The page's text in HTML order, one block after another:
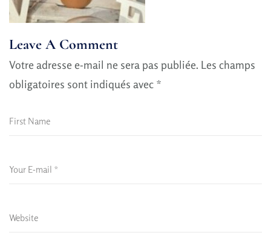
Leave A Comment
Votre adresse e-mail ne sera pas publiée. Les champs
obligatoires sont indiqués avec *